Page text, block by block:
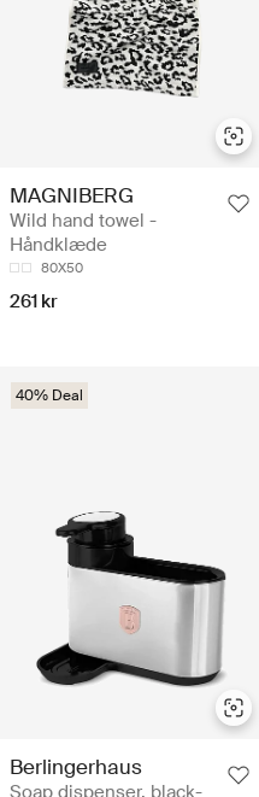
MAGNIBERG
Wild hand towel -
Håndklæde
80X50
261 kr
40% Deal
Berlingerhaus